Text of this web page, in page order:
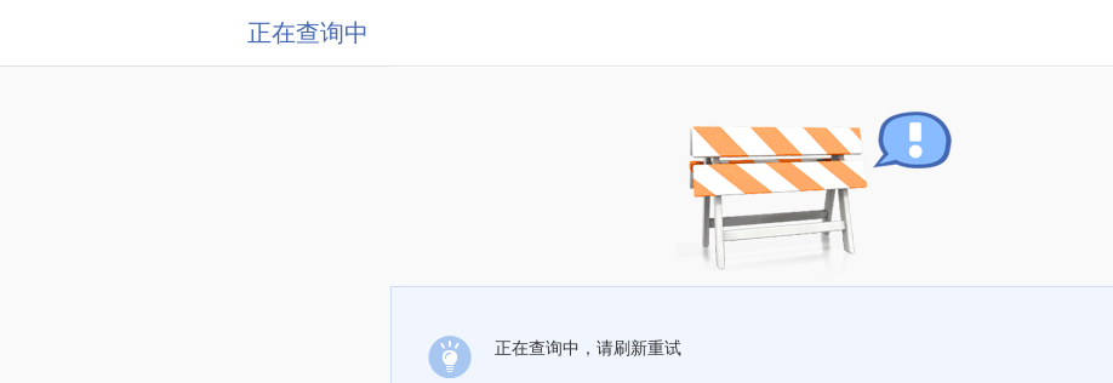
正在查询中
正在查询中，请刷新重试